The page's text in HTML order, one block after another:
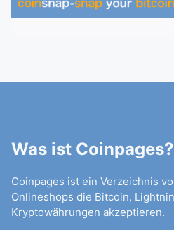
Was ist Coinpages?
Coinpages ist ein Verzeichnis
Onlineshops die Bitcoin,
Kryptowährungen akzeptieren.